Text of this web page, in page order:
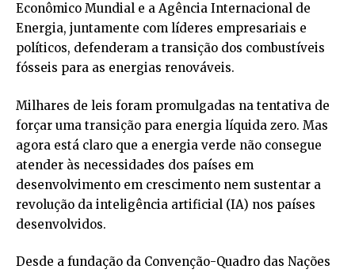
Econômico Mundial e a Agência Internacional de
Energia, juntamente com líderes empresariais e
políticos, defenderam a transição dos combustíveis
fósseis para as energias renováveis.
Milhares de leis foram promulgadas na tentativa de
forçar uma transição para energia líquida zero. Mas
agora está claro que a energia verde não consegue
atender às necessidades dos países em
desenvolvimento em crescimento nem sustentar a
revolução da inteligência artificial (IA) nos países
desenvolvidos.
Desde a fundação da Convenção-Quadro das Nações